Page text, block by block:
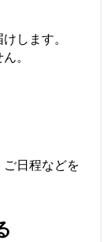
します。
。
日程などを